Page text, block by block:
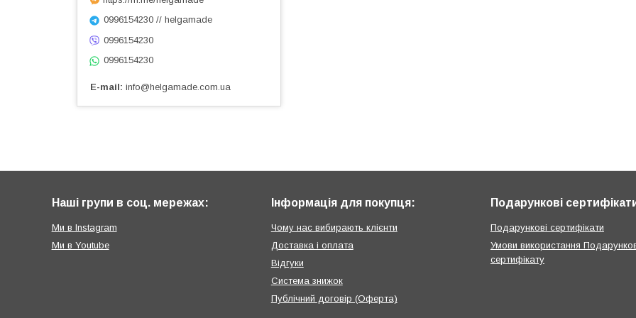
0996154230 // helgamade
0996154230
0996154230
E-mail info@helgamade.com.ua
Наші групи в соц. мережах:
Ми в Instagram
Ми в Youtube
Інформація для покупця:
Чому нас вибирають клієнти
Доставка і оплата
Відгуки
Система знижок
Публічний договір (Оферта)
Подарункові
Подарункові сертифікати
Умови використання
сертифікату